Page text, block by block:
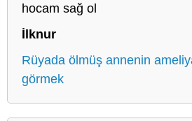
hocam sağ ol
İlknur
Rüyada ölmüş annenin
görmek